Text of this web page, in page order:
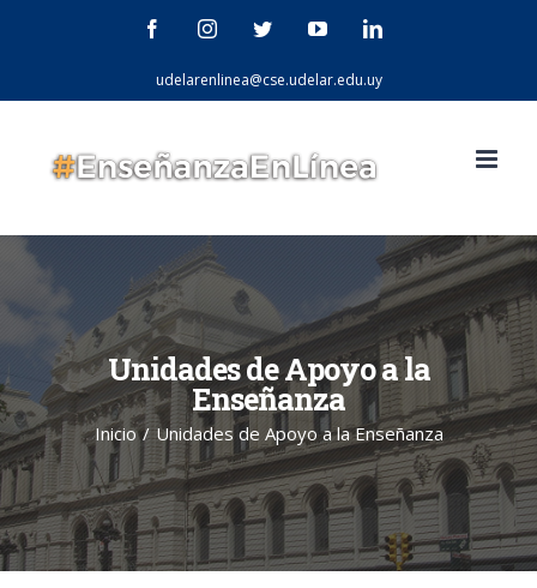
contenido
FacebookInstagramTwitterYouTubeLinkedIn
udelarenlinea@cse.udelar.edu.uy
Unidades de Apoyo a la
Enseñanza
Inicio / Unidades de Apoyo a la Enseñanza